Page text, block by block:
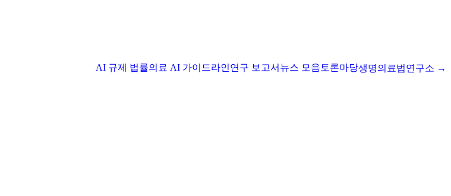
AI 규제 법률의료 AI 가이드라인연구 보고서 뉴스 모음 토론마당생명의료법연구소 →